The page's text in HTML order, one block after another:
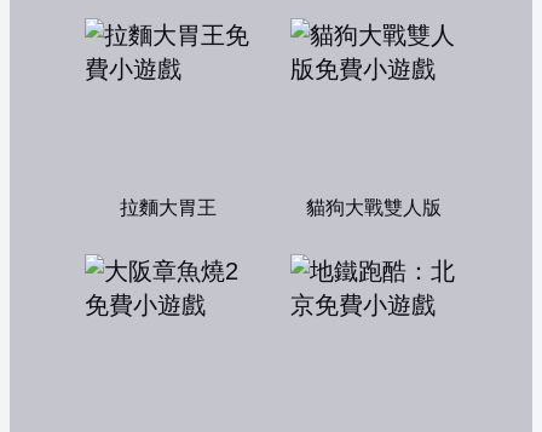
拉麵大胃王 貓狗大戰雙人版